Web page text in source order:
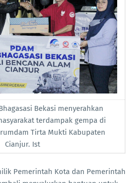
Bekasi menyerahkan
terdampak gempa di
Tirta Mukti Kabupaten
Cianjur. Ist
Pemerintah Kota dan Pemerintah